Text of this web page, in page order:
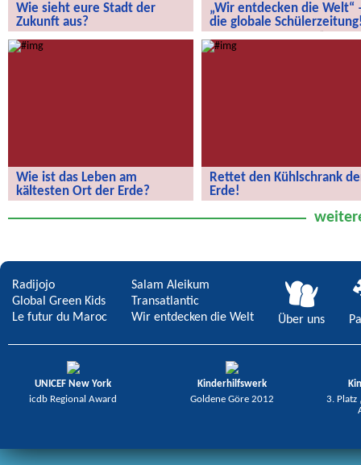
Wie sieht eure Stadt der
Zukunft aus?
„Wir entdecken die Welt“
die globale
globale Schülerzeitung!
Wie ist das Leben am
kältesten Ort der Erde?
der Erde?
Rettet den Kühlschrank
Erde!
Radijojo
Global Green Kids
Le futur du Maroc
Salam Aleikum
Transatlantic
Wir entdecken die Welt
Über uns
UNICEF New York
icdb Regional Award
Kinderhilfswerk
Goldene Göre 2012
3. Platz